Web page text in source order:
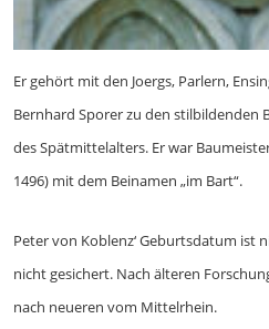
Er gehört mit den Joergs, Parlern,
Bernhard Sporer zu den stilbildenden
des Spätmittelalters. Er war
1496) mit dem Beinamen „im Bart“.
Peter von Koblenz‘ Geburtsdatum ist
nicht gesichert. Nach älteren
nach neueren vom Mittelrhein.